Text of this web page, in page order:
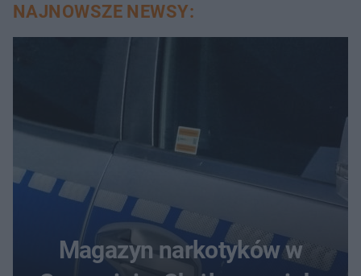
NAJNOWSZE NEWSY:
Magazyn narkotyków w